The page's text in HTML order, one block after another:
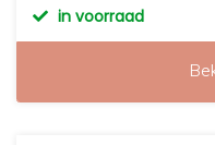
in voorraad